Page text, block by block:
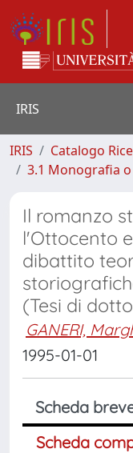
IRIS
IRIS Catalogo
3.1 Monografia
Il romanzo
l'Ottocento
dibattito
(Tesi di
GANERI,
1995-01-01
Scheda
Scheda